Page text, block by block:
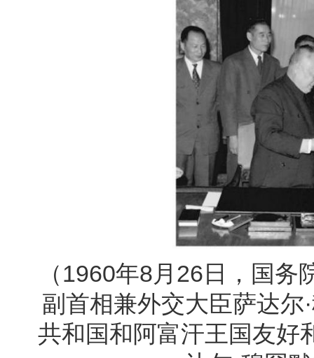
（1960年8月26日，国
副首相兼外交大臣萨达尔
共和国和阿富汗王国友好